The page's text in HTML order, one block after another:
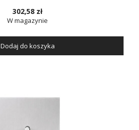
302,58 zł
W magazynie
Dodaj do koszyka